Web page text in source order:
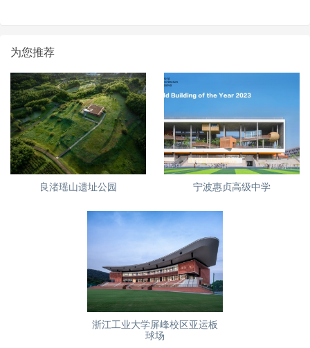
为您推荐
良渚瑶山遗址公园 宁波惠贞高级中学
浙江工业大学屏峰校区亚运板
球场